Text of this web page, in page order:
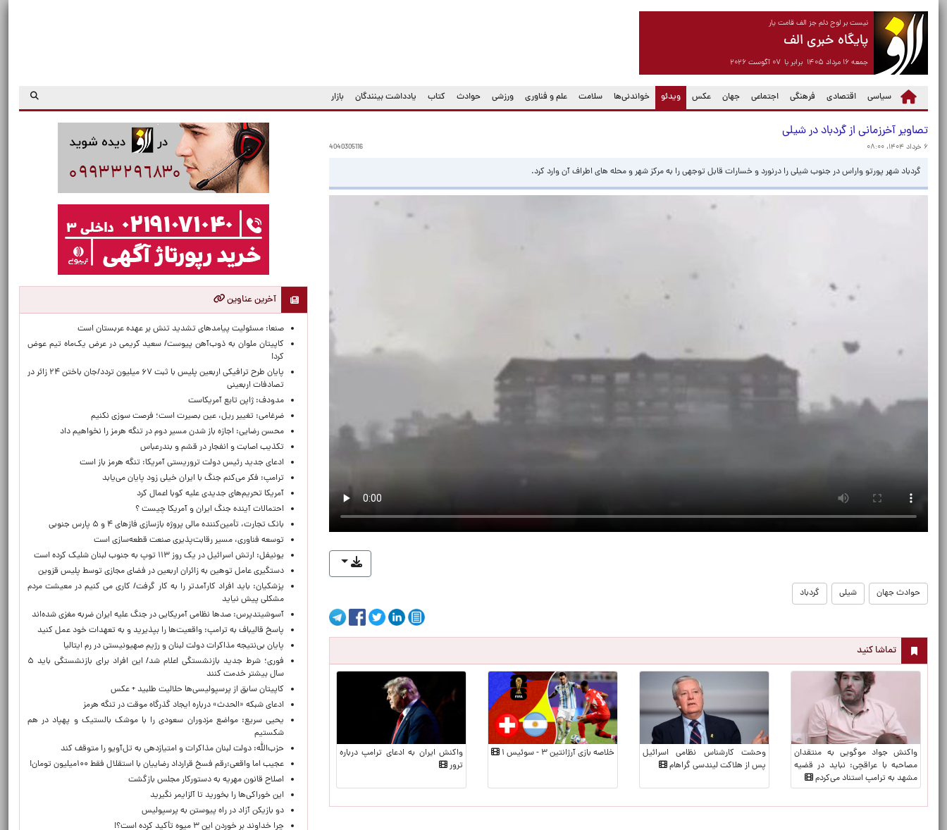
نیست بر لوح دلم جز الف قامت یار
پایگاه خبری الف
جمعه ۱۶ مرداد ۱۴۰۵ برابر با ۰۷ آگوست ۲۰۲۶
سیاسی اقتصادی فرهنگی اجتماعی جهان عکس ویدئو
(current) خواندنی‌ها سلامت علم و فناوری ورزشی حوادث کتاب یادداشت بینندگان بازار
تصاویر آخرزمانی از گردباد در شیلی
۶ خرداد ۱۴۰۴، ۰۸:۰۰ 4040305116
گردباد شهر پورتو واراس در جنوب شیلی را درنورد و خسارات قابل توجهی را به مرکز شهر و محله های اطراف آن وارد کرد.
حوادث جهان شیلی گردباد
تماشا کنید
واکنش جواد موگویی به منتقدان
مصاحبه با عراقچی: نباید در قضیه
مشهد به ترامپ استناد می‌کردم
وحشت کارشناس نظامی اسرائیل
پس از هلاکت لیندسی گراهام
خلاصه بازی آرژانتین ۳ - سوئیس ۱
واکنش ایران به ادعای ترامپ درباره
ترور
آخرین عناوین
صنعا: مسئولیت پیامدهای تشدید تنش بر عهده عربستان است
کاپیتان ملوان به ذوب‌آهن پیوست/ سعید کریمی در عرض یک‌ماه تیم عوض
کرد!
پایان طرح ترافیکی اربعین پلیس با ثبت ۶۷ میلیون تردد/جان باختن ۲۴ زائر در
تصادفات اربعینی
مدودف: ژاپن تابع آمریکاست
ضرغامی: تغییر ریل، عین بصیرت است؛ فرصت سوزی نکنیم
محسن رضایی: اجازه باز شدن مسیر دوم در تنگه هرمز را نخواهیم داد
تکذیب اصابت و انفجار در قشم و بندرعباس
ادعای جدید رئیس دولت تروریستی آمریکا: تنگه هرمز باز است
ترامپ: فکر می‌کنم جنگ با ایران خیلی زود پایان می‌یابد
آمریکا تحریم‌های جدیدی علیه کوبا اعمال کرد
احتمالات آینده جنگ ایران و آمریکا چیست ؟
بانک تجارت، تأمین‌کننده مالی پروژه بازسازی فازهای ۴ و ۵ پارس جنوبی
توسعه فناوری، مسیر رقابت‌پذیری صنعت قطعه‌سازی است
یونیفل: ارتش اسرائیل در یک روز ۱۱۳ توپ به جنوب لبنان شلیک کرده است
دستگیری عامل توهین به زائران اربعین در فضای مجازی توسط پلیس قزوین
پزشکیان: باید افراد کارآمدتر را به کار گرفت/ کاری می کنیم در معیشت مردم
مشکلی پیش نیاید
آسوشیتدپرس: صدها نظامی آمریکایی در جنگ علیه ایران ضربه مغزی شده‌اند
پاسخ قالیباف به ترامپ: واقعیت‌ها را بپذیرید و به تعهدات خود عمل کنید
پایان بی‌نتیجه مذاکرات دولت لبنان و رژیم صهیونیستی در رم ایتالیا
فوری؛ شرط جدید بازنشستگی اعلام شد/ این افراد برای بازنشستگی باید ۵
سال بیشتر خدمت کنند
کاپیتان سابق از پرسپولیسی‌ها حلالیت طلبید + عکس
ادعای شبکه «الحدث» درباره ایجاد گذرگاه موقت در تنگه هرمز
یحیی سریع: مواضع مزدوران سعودی را با موشک بالستیک و پهپاد در هم
شکستیم
حزب‌الله: دولت لبنان مذاکرات و امتیازدهی به تل‌آویو را متوقف کند
عجیب اما واقعی:رقم فسخ قرارداد رضاییان با استقلال فقط ۱۰۰میلیون تومان!
اصلاح قانون مهریه به دستورکار مجلس بازگشت
این خوراکی‌ها را بخورید تا آلزایمر نگیرید
دو بازیکن آزاد در راه پیوستن به پرسپولیس
چرا خداوند بر خوردن این ۳ میوه تأکید کرده است؟!